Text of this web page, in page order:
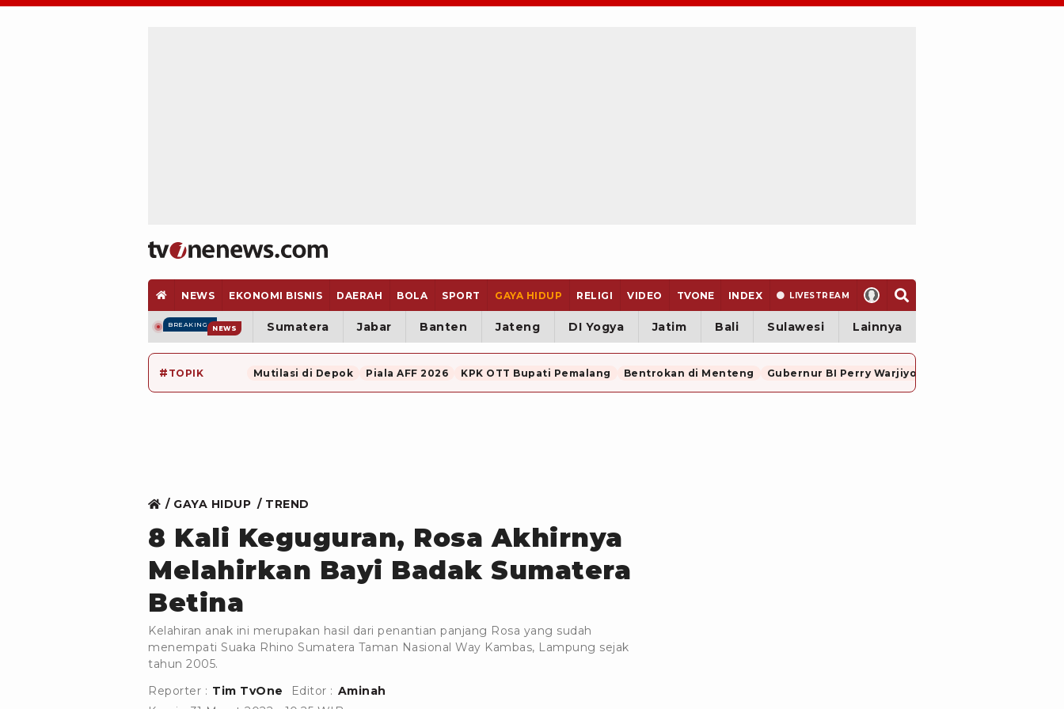
NEWS EKONOMI BISNIS DAERAH BOLA SPORT GAYA HIDUP RELIGI VIDEO TVONE INDEX LIVESTREAM
BREAKING NEWS Sumatera Jabar Banten Jateng DI Yogya Jatim Bali Sulawesi Lainnya
# TOPIK Mutilasi di Depok Piala AFF 2026 KPK OTT Bupati Pemalang Bentrokan di Menteng Gubernur BI Perry Warjiyo Mundur
GAYA HIDUP TREND
8 Kali Keguguran, Rosa Akhirnya
Melahirkan Bayi Badak Sumatera
Betina
Kelahiran anak ini merupakan hasil dari penantian panjang Rosa yang sudah
menempati Suaka Rhino Sumatera Taman Nasional Way Kambas, Lampung sejak
tahun 2005.
Reporter : Tim TvOne Editor : Aminah